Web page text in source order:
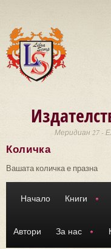
Меридиан 27 -
Количка
Вашата количка е празна
Начало Книги
Автори За нас